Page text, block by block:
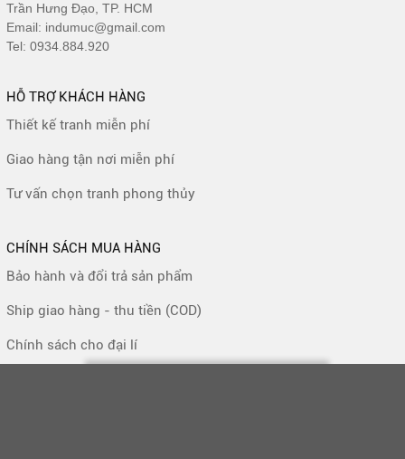
Trần Hưng Đạo, TP. HCM
Email: indumuc@gmail.com
Tel: 0934.884.920
HỖ TRỢ KHÁCH HÀNG
Thiết kế tranh miễn phí
Giao hàng tận nơi miễn phí
Tư vấn chọn tranh phong thủy
CHÍNH SÁCH MUA HÀNG
Bảo hành và đổi trả sản phẩm
Ship giao hàng - thu tiền (COD)
Chính sách cho đại lí